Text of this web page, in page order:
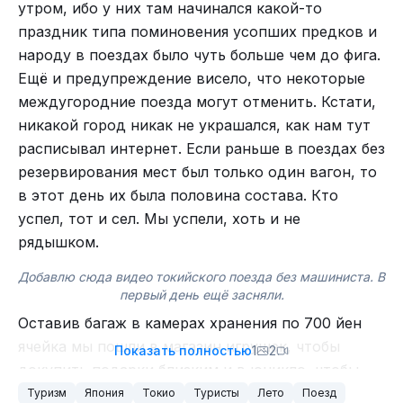
утром, ибо у них там начинался какой-то
праздник типа поминовения усопших предков и
народу в поездах было чуть больше чем до фига.
Ещё и предупреждение висело, что некоторые
междугородние поезда могут отменить. Кстати,
никакой город никак не украшался, как нам тут
расписывал интернет. Если раньше в поездах без
резервирования мест был только один вагон, то
в этот день их была половина состава. Кто
успел, тот и сел. Мы успели, хоть и не
рядышком.
Добавлю сюда видео токийского поезда без машиниста. В
первый день ещё засняли.
Оставив багаж в камерах хранения по 700 йен
ячейка мы пошли в магазин игрушек, чтобы
купить мне брючки и дочке что-нибудь. С дуру
Показать полностью1 2
Туризм Япония Токио Туристы Лето
Поезд